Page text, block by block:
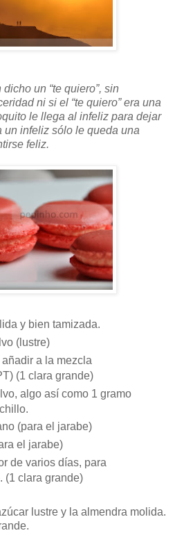
un “te quiero”, sin
ni si el “te quiero” era una
le llega al infeliz para dejar
un infeliz sólo le queda una
feliz.
y bien tamizada.
(lustre)
a la mezcla
(1 clara grande)
algo así como 1 gramo
(para el jarabe)
el jarabe)
de varios días, para
(1 clara grande)
lustre y la almendra molida.